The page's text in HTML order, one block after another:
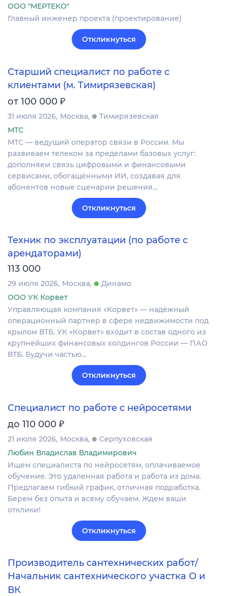
ООО "МЕРТЕКО"
Главный инженер проекта (проектирование)
Откликнуться
Старший специалист по работе с
клиентами (м. Тимирязевская)
от 100 000 ₽
31 июля 2026 Москва
Тимирязевская
МТС
МТС — ведущий оператор связи в России. Мы
развиваем телеком за пределами базовых услуг:
дополняем связь цифровыми и финансовыми
сервисами, обогащёнными ИИ, создавая для
абонентов новые сценарии решения…
Откликнуться
Техник по эксплуатации (по работе с
арендаторами)
113 000
29 июля 2026 Москва
Динамо
ООО УК Корвет
Управляющая компания «Корвет» — надёжный
операционный партнер в сфере недвижимости под
крылом ВТБ. УК «Корвет» входит в состав одного из
крупнейших финансовых холдингов России — ПАО
ВТБ. Будучи частью…
Откликнуться
Специалист по работе с нейросетями
до 110 000 ₽
21 июля 2026 Москва
Серпуховская
Любин Владислав Владимирович
Ищем специалиста по нейросетям, оплачиваемое
обучение. Это удаленная работа и работа из дома.
Предлагаем гибкий график, отличная подработка.
Берем без опыта и всему обучаем. Ждем ваши
отклики!
Откликнуться
Производитель сантехнических работ/
Начальник сантехнического участка О и
ВК